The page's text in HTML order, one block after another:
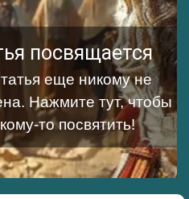
посвящается
еще никому не
Нажмите тут, чтобы
то посвятить!